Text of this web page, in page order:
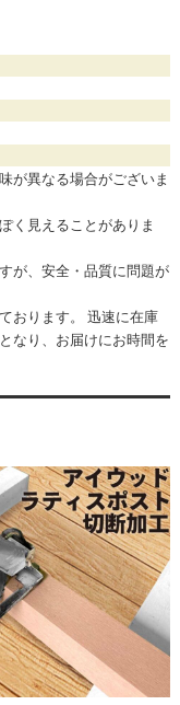
が異なる場合がございま
く見えることがありま
が、安全・品質に問題が
おります。 迅速に在庫
なり、お届けにお時間を